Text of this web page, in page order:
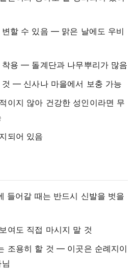
할 수 있음 — 맑은 날에도 우비
용 — 돌계단과 나무뿌리가 많음
— 신사나 마을에서 보충 가능
이지 않아 건강한 성인이라면 무
되어 있음
들어갈 때는 반드시 신발을 벗을
여도 직접 마시지 말 것
조용히 할 것 — 이곳은 순례지이